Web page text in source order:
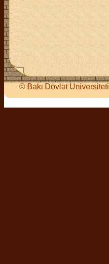
© Bakı Dövlət Universiteti